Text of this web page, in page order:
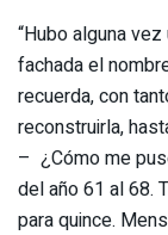
“Hubo alguna
fachada el
recuerda, con
reconstruirla,
– ¿Cómo me
del año 61 al 68.
para quince.